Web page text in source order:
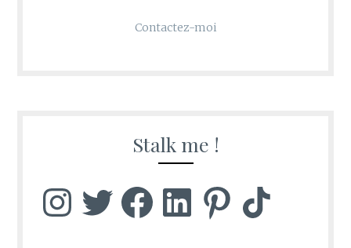
Contactez-moi
Stalk me !
InstagramTwitter FacebookLinkedInPinterest TikTok